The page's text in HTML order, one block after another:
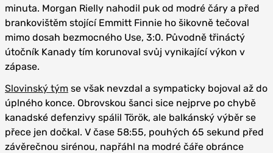
minuta. Morgan Rielly nahodil puk od modré čáry a před
brankovištěm stojící Emmitt Finnie ho šikovně tečoval
mimo dosah bezmocného Use, 3:0. Původně třináctý
útočník Kanady tím korunoval svůj vynikající výkon v
zápase.
Slovinský tým se však nevzdal a sympaticky bojoval až do
úplného konce. Obrovskou šanci sice nejprve po chybě
kanadské defenzivy spálil Török, ale balkánský výběr se
přece jen dočkal. V čase 58:55, pouhých 65 sekund před
závěrečnou sirénou, napřáhl na modré čáře obránce